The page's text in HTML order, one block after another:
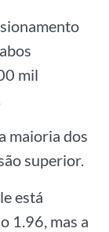
mil
maioria dos
superior.
está
1.96, mas a